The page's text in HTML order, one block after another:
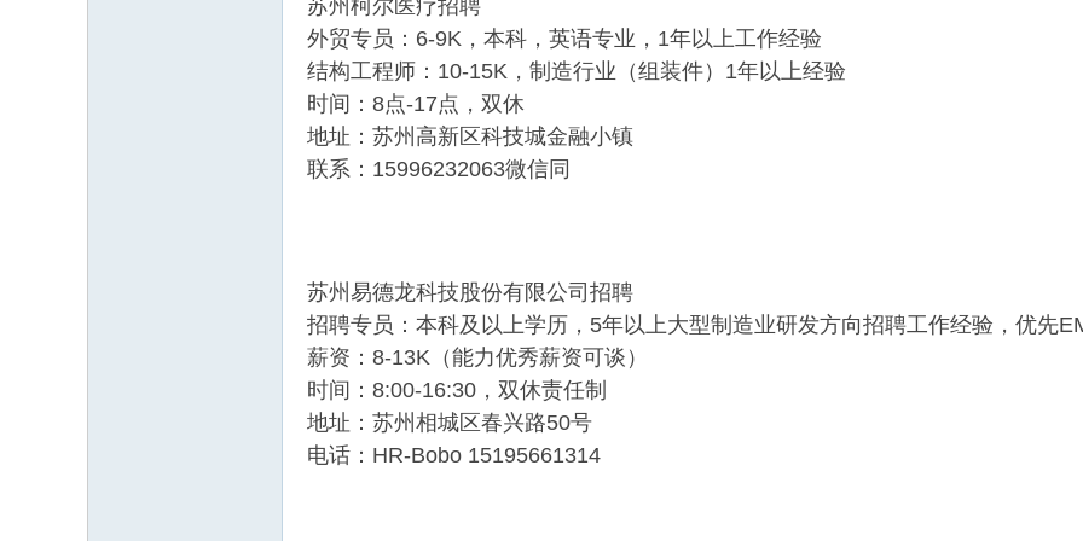
苏州柯尔医疗招聘
外贸专员：6-9K，本科，英语专业，1年以上工作经验
结构工程师：10-15K，制造行业（组装件）1年以上经验
时间：8点-17点，双休
地址：苏州高新区科技城金融小镇
联系：15996232063微信同
苏州易德龙科技股份有限公司招聘
招聘专员：本科及以上学历，5年以上大型制造业研发方向招聘工作经验，优先
薪资：8-13K（能力优秀薪资可谈）
时间：8:00-16:30，双休责任制
地址：苏州相城区春兴路50号
电话：HR-Bobo 15195661314